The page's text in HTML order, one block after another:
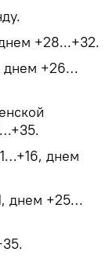
+28...+32.
днем +26…
днем
днем +25…